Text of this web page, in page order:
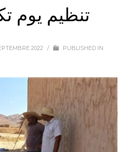
تنظيم يوم
2022 /
PUBLISHED IN